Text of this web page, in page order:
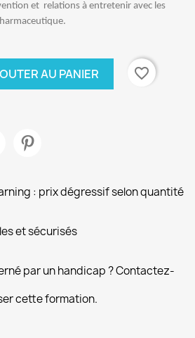
et relations à entretenir avec les
AU PANIER
favorite_border
: prix dégressif selon quantité
et sécurisés
par un handicap ? Contactez-
cette formation.